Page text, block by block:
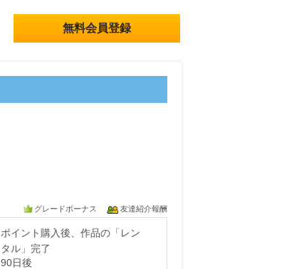
無料会員登録
グレードボーナス 友達紹介報酬
ポイント購入後、作品の「レン
タル」完了
90日後